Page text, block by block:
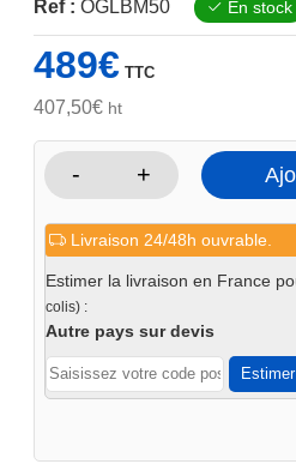
Ref : OGLBM50 En stock
489€ TTC
407,50€ht
-
quantité
Galets
lisses
axe
50mm
(set
+
Livraison 24/48h ouvrable.
Estimer la livraison en France
colis) :
Autre pays sur devis